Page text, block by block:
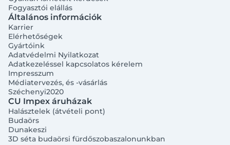
Fogyasztói elállás
Általános információk
Karrier
Elérhetőségek
Gyártóink
Adatvédelmi Nyilatkozat
Adatkezeléssel kapcsolatos kérelem
Impresszum
Médiatervezés, és -vásárlás
Széchenyi2020
CU Impex áruházak
Halásztelek (átvételi pont)
Budaörs
Dunakeszi
3D séta budaörsi fürdőszobaszalonunkban